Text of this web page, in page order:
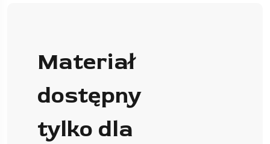
Materiał
dostępny
tylko dla